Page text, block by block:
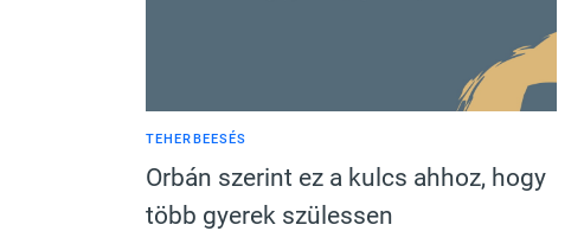
TEHERBEESÉS
Orbán szerint ez a kulcs ahhoz, hogy
több gyerek szülessen